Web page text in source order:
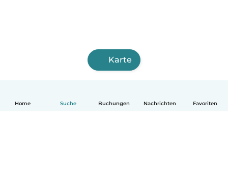
Home Suche Buchungen Nachrichten Favoriten
Karte